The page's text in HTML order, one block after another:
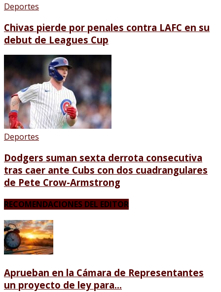
Deportes
Chivas pierde por penales contra LAFC en su
debut de Leagues Cup
Deportes
Dodgers suman sexta derrota consecutiva
tras caer ante Cubs con dos cuadrangulares
de Pete Crow-Armstrong
RECOMENDACIONES DEL EDITOR
Aprueban en la Cámara de Representantes
un proyecto de ley para...